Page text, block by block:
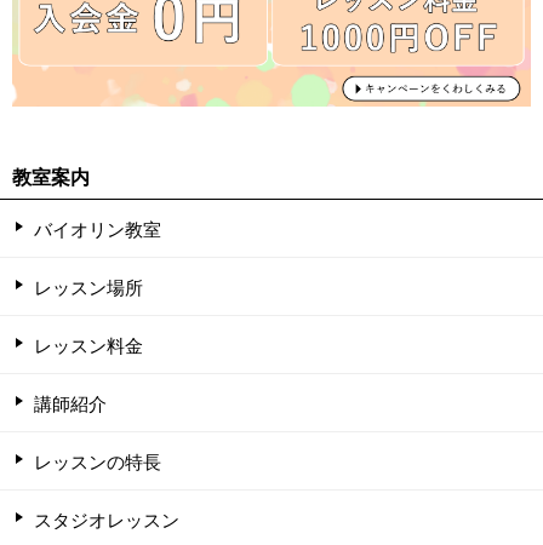
教室案内
バイオリン教室
レッスン場所
レッスン料金
講師紹介
レッスンの特長
スタジオレッスン